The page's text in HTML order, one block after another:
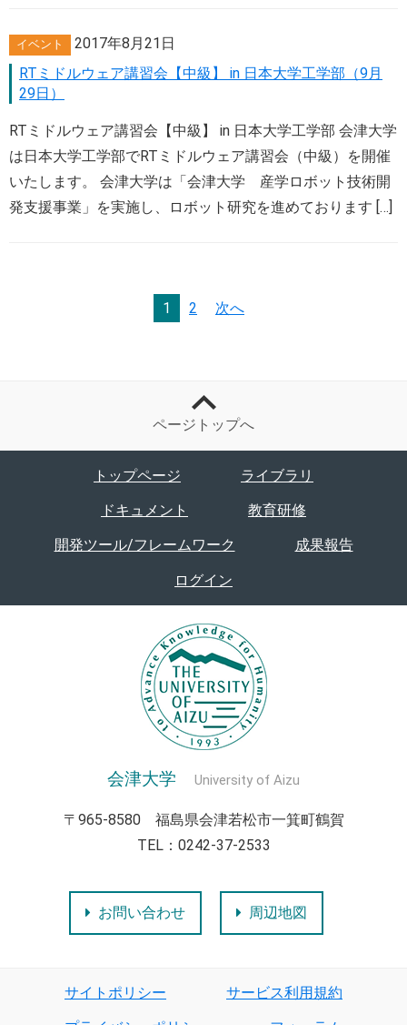
イベント
2017年8月21日
RTミドルウェア講習会【中級】 in 日本大学工学部（9月
29日）
RTミドルウェア講習会【中級】 in 日本大学工学部 会津大学
は日本大学工学部でRTミドルウェア講習会（中級）を開催
いたします。 会津大学は「会津大学 産学ロボット技術開
発支援事業」を実施し、ロボット研究を進めております […]
1 2 次へ
ページトップへ
トップページ ライブラリ
ドキュメント 教育研修
開発ツール/フレームワーク 成果報告
ログイン
会津大学 University of Aizu
〒965-8580 福島県会津若松市一箕町鶴賀
TEL：0242-37-2533
お問い合わせ 周辺地図
サイトポリシー サービス利用規約